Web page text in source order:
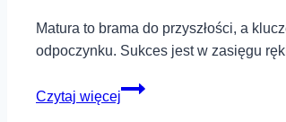
Matura to brama do przyszłości, a
odpoczynku. Sukces jest w zasięgu
Czytaj więcej
Jak